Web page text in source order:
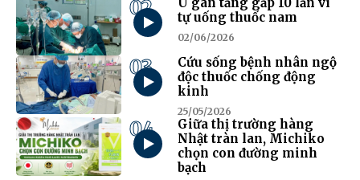
02
tự uống thuốc nam
02/06/2026
03
Cứu sống bệnh nhân ngộ
độc thuốc chống động
kinh
25/05/2026
04
Giữa thị trường hàng
Nhật tràn lan, Michiko
chọn con đường minh
bạch